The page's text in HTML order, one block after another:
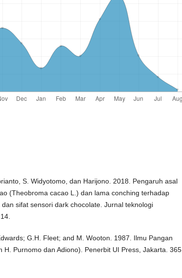
S. Widyotomo, dan Harijono. 2018. Pengaruh asal
(Theobroma cacao L.) dan lama conching terhadap
sifat sensori dark chocolate. Jurnal teknologi
G.H. Fleet; and M. Wooton. 1987. Ilmu Pangan
H. Purnomo dan Adiono). Penerbit UI Press, Jakarta. 365